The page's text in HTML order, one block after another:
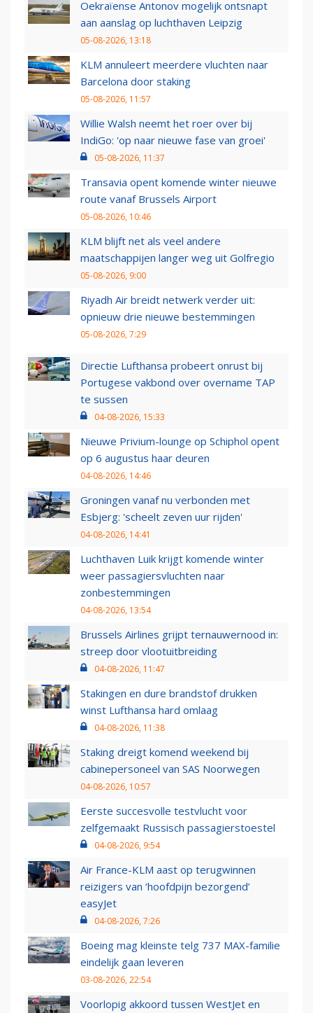
Oekraïense Antonov mogelijk ontsnapt
aan aanslag op luchthaven Leipzig
05-08-2026, 13:18
KLM annuleert meerdere vluchten naar
Barcelona door staking
05-08-2026, 11:57
Willie Walsh neemt het roer over bij
IndiGo: 'op naar nieuwe fase van groei'
05-08-2026, 11:37
Transavia opent komende winter nieuwe
route vanaf Brussels Airport
05-08-2026, 10:46
KLM blijft net als veel andere
maatschappijen langer weg uit Golfregio
05-08-2026, 9:00
Riyadh Air breidt netwerk verder uit:
opnieuw drie nieuwe bestemmingen
05-08-2026, 7:29
Directie Lufthansa probeert onrust bij
Portugese vakbond over overname TAP
te sussen
04-08-2026, 15:33
Nieuwe Privium-lounge op Schiphol opent
op 6 augustus haar deuren
04-08-2026, 14:46
Groningen vanaf nu verbonden met
Esbjerg: 'scheelt zeven uur rijden'
04-08-2026, 14:41
Luchthaven Luik krijgt komende winter
weer passagiersvluchten naar
zonbestemmingen
04-08-2026, 13:54
Brussels Airlines grijpt ternauwernood in:
streep door vlootuitbreiding
04-08-2026, 11:47
Stakingen en dure brandstof drukken
winst Lufthansa hard omlaag
04-08-2026, 11:38
Staking dreigt komend weekend bij
cabinepersoneel van SAS Noorwegen
04-08-2026, 10:57
Eerste succesvolle testvlucht voor
zelfgemaakt Russisch passagierstoestel
04-08-2026, 9:54
Air France-KLM aast op terugwinnen
reizigers van ‘hoofdpijn bezorgend’
easyJet
04-08-2026, 7:26
Boeing mag kleinste telg 737 MAX-familie
eindelijk gaan leveren
03-08-2026, 22:54
Voorlopig akkoord tussen WestJet en